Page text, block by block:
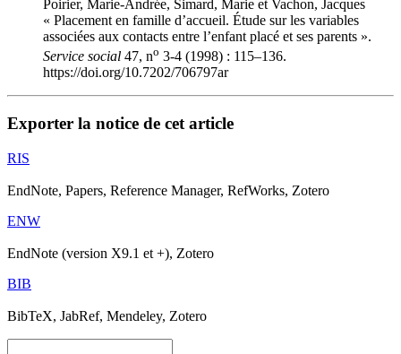
Poirier, Marie-Andrée, Simard, Marie et Vachon, Jacques
« Placement en famille d’accueil. Étude sur les variables
associées aux contacts entre l’enfant placé et ses parents ».
Service social 47, no 3-4 (1998) : 115–136.
https://doi.org/10.7202/706797ar
Exporter la notice de cet article
RIS
EndNote, Papers, Reference Manager, RefWorks, Zotero
ENW
EndNote (version X9.1 et +), Zotero
BIB
BibTeX, JabRef, Mendeley, Zotero